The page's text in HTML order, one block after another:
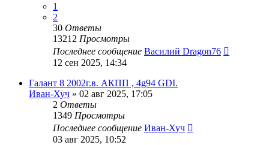
1
2
30 Ответы
13212 Просмотры
Последнее сообщение Василий Dragon76
12 сен 2025, 14:34
Галант 8 2002г.в. АКПП , 4g94 GDI.
Иван-Хуч » 02 авг 2025, 17:05
2 Ответы
1349 Просмотры
Последнее сообщение Иван-Хуч
03 авг 2025, 10:52